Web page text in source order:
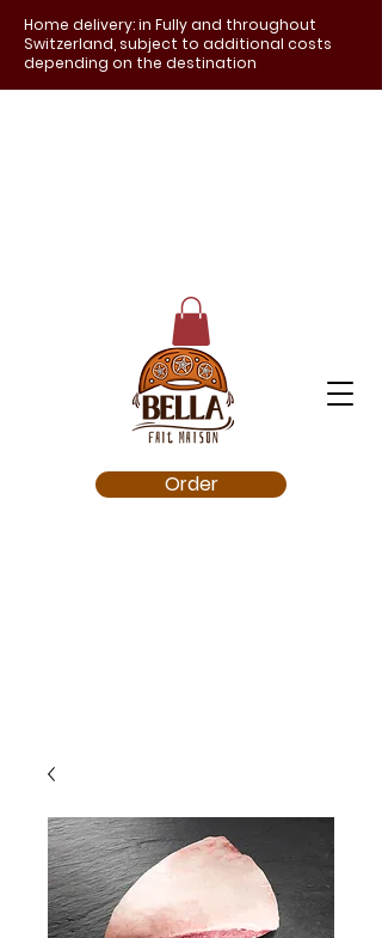
Home delivery: in Fully and throughout
Switzerland, subject to additional costs
depending on the destination
Order